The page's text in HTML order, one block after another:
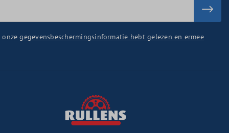
onzegegevensbeschermingsinformatie hebt gelezen en ermee